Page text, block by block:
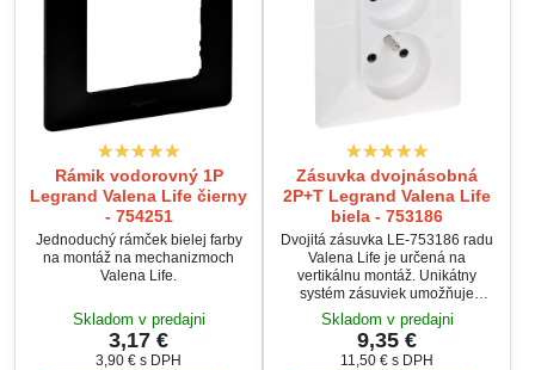
Rámik vodorovný 1P
Legrand Valena Life čierny
- 754251
Jednoduchý rámček bielej farby
na montáž na mechanizmoch
Valena Life.
Skladom v predajni
3,17 €
3,90 € s DPH
Zásuvka dvojnásobná
2P+T Legrand Valena Life
biela - 753186
Dvojitá zásuvka LE-753186 radu
Valena Life je určená na
vertikálnu montáž. Unikátny
systém zásuviek umožňuje
ušetriť miesto a zmierniť riziko
poškodenia káblov s uhlovou
zástrčkou.
Skladom v predajni
9,35 €
11,50 € s DPH